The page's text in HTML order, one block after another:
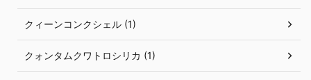
クィーンコンクシェル (1)
クォンタムクワトロシリカ (1)